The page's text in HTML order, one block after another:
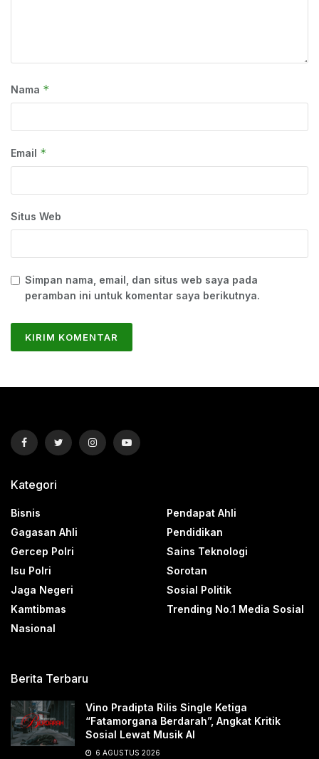
Nama *
Email *
Situs Web
Simpan nama, email, dan situs web saya pada
peramban ini untuk komentar saya berikutnya.
Kategori
Bisnis
Gagasan Ahli
Gercep Polri
Isu Polri
Jaga Negeri
Kamtibmas
Nasional
Pendapat Ahli
Pendidikan
Sains Teknologi
Sorotan
Sosial Politik
Trending No.1 Media Sosial
Berita Terbaru
Vino Pradipta Rilis Single Ketiga
“Fatamorgana Berdarah”, Angkat Kritik
Sosial Lewat Musik AI
6 AGUSTUS 2026